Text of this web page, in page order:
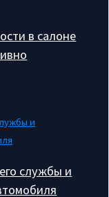
в салоне
службы и